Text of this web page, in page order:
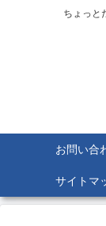
ちょっと
お問い合
サイトマ